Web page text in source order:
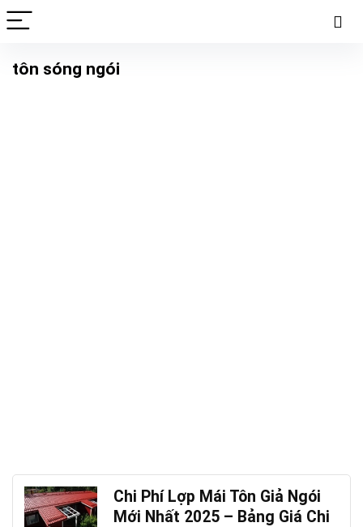
tôn sóng ngói
Chi Phí Lợp Mái Tôn Giả Ngói
Mới Nhất 2025 – Bảng Giá Chi